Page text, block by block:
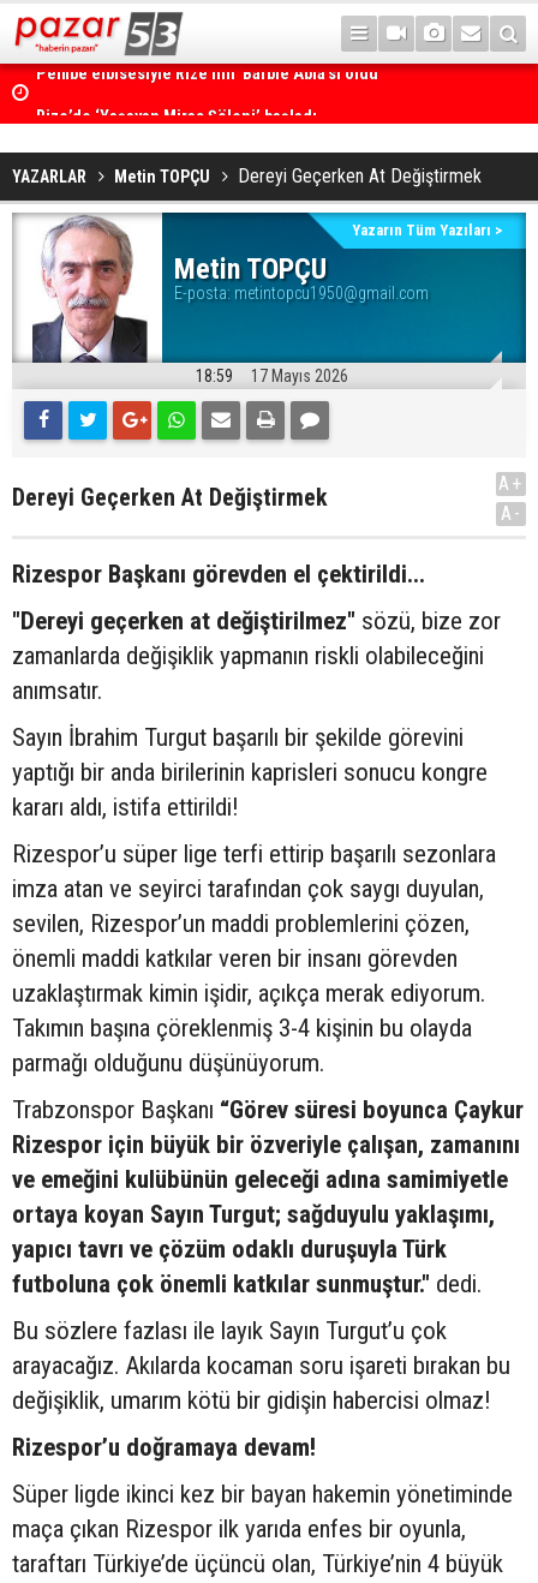
Pembe elbisesiyle Rize'nin 'Barbie Abla'sı oldu
YAZARLAR Metin TOPÇU Dereyi Geçerken At Değiştirmek
Metin TOPÇU
E-posta: metintopcu1950@gmail.com
Yazarın Tüm Yazıları >
18:59 17 Mayıs 2026
Dereyi Geçerken At Değiştirmek
A+
A-
Rizespor Başkanı görevden el çektirildi...
"Dereyi geçerken at değiştirilmez" sözü, bize zor
zamanlarda değişiklik yapmanın riskli olabileceğini
anımsatır.
Sayın İbrahim Turgut başarılı bir şekilde görevini
yaptığı bir anda birilerinin kaprisleri sonucu kongre
kararı aldı, istifa ettirildi!
Rizespor’u süper lige terfi ettirip başarılı sezonlara
imza atan ve seyirci tarafından çok saygı duyulan,
sevilen, Rizespor’un maddi problemlerini çözen,
önemli maddi katkılar veren bir insanı görevden
uzaklaştırmak kimin işidir, açıkça merak ediyorum.
Takımın başına çöreklenmiş 3-4 kişinin bu olayda
parmağı olduğunu düşünüyorum.
Trabzonspor Başkanı “Görev süresi boyunca Çaykur
Rizespor için büyük bir özveriyle çalışan, zamanını
ve emeğini kulübünün geleceği adına samimiyetle
ortaya koyan Sayın Turgut; sağduyulu yaklaşımı,
yapıcı tavrı ve çözüm odaklı duruşuyla Türk
futboluna çok önemli katkılar sunmuştur." dedi.
Bu sözlere fazlası ile layık Sayın Turgut’u çok
arayacağız. Akılarda kocaman soru işareti bırakan bu
değişiklik, umarım kötü bir gidişin habercisi olmaz!
Rizespor’u doğramaya devam!
Süper ligde ikinci kez bir bayan hakemin yönetiminde
maça çıkan Rizespor ilk yarıda enfes bir oyunla,
taraftarı Türkiye’de üçüncü olan, Türkiye’nin 4 büyük